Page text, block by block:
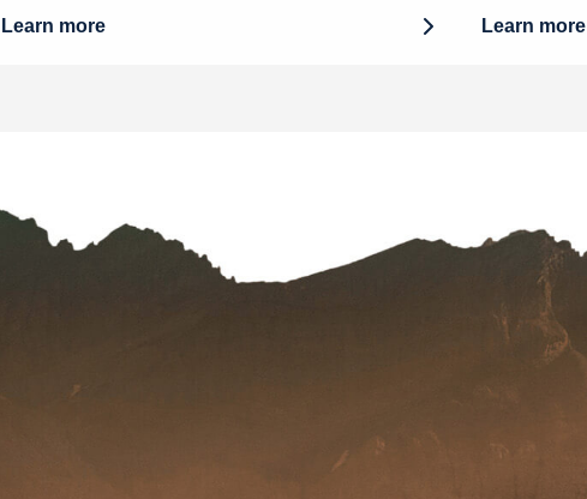
Learn more Learn more